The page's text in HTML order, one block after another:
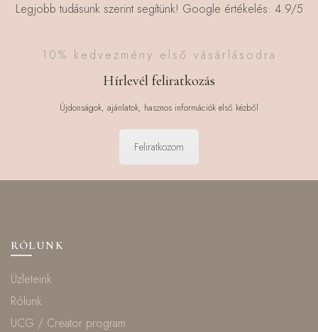
Legjobb tudásunk szerint segítünk! Google értékelés: 4.9/5
10% kedvezmény első vásárlásodra
Hírlevél feliratkozás
Újdonságok, ajánlatok, hasznos információk első kézből
Feliratkozom
RÓLUNK
Üzleteink
Rólunk
UCG / Creator program